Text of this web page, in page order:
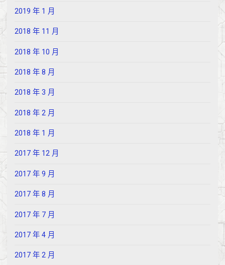
2019 年 1 月
2018 年 11 月
2018 年 10 月
2018 年 8 月
2018 年 3 月
2018 年 2 月
2018 年 1 月
2017 年 12 月
2017 年 9 月
2017 年 8 月
2017 年 7 月
2017 年 4 月
2017 年 2 月